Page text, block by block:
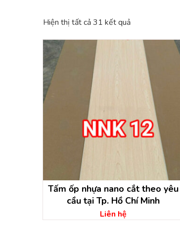
Hiện thị tất cả 31 kết quả
Tấm ốp nhựa nano cắt theo yêu
cầu tại Tp. Hồ Chí Minh
Liên hệ